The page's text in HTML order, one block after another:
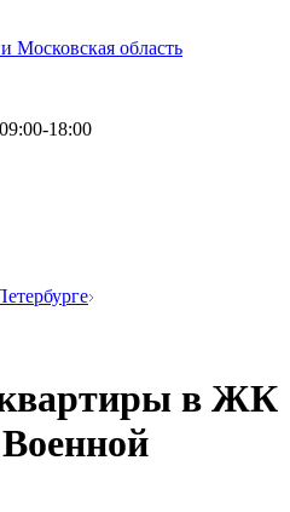
Московская область
18:00
в ЖК